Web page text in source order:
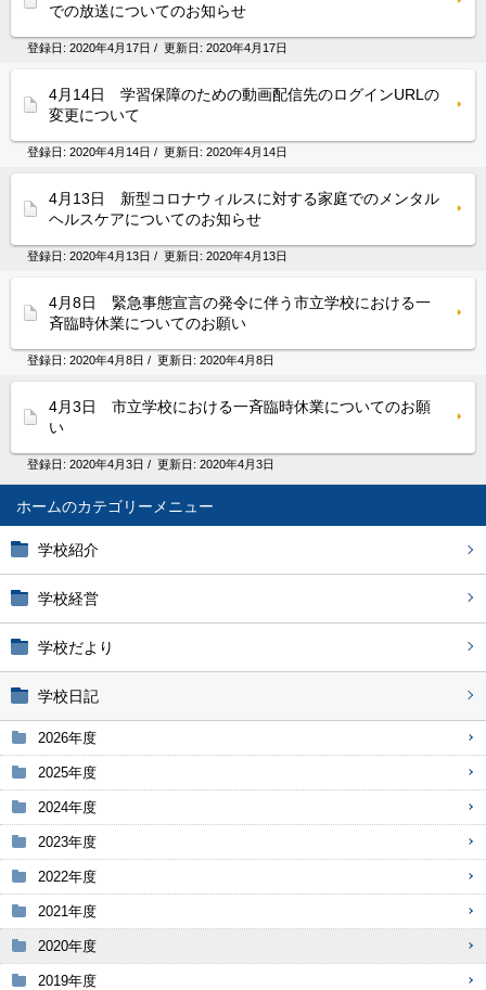
ホーム
学校紹介
学校経営
学校だより
学校日記
2026年度
2025年度
2024年度
2023年度
2022年度
2021年度
2020年度
2019年度
での放送についてのお知らせ
登録日: 2020年4月17日 / 更新日: 2020年4月17日
4月14日 学習保障のための動画配信先のログインURLの
変更について
登録日: 2020年4月14日 / 更新日: 2020年4月14日
4月13日 新型コロナウィルスに対する家庭でのメンタル
ヘルスケアについてのお知らせ
登録日: 2020年4月13日 / 更新日: 2020年4月13日
4月8日 緊急事態宣言の発令に伴う市立学校における一
斉臨時休業についてのお願い
登録日: 2020年4月8日 / 更新日: 2020年4月8日
4月3日 市立学校における一斉臨時休業についてのお願
い
登録日: 2020年4月3日 / 更新日: 2020年4月3日